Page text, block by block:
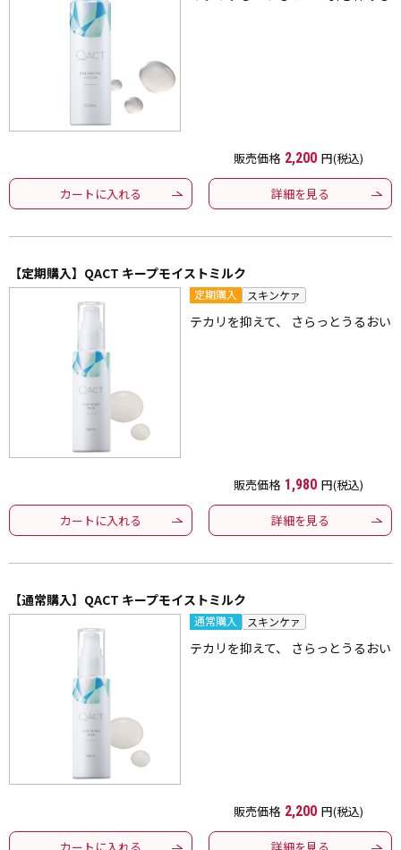
販売価格 2,200 円(税込)
カートに入れる 詳細を見る
【定期購入】QACT キープモイストミルク
定期購入 スキンケァ
テカリを抑えて、 さらっとうるおい
販売価格 1,980 円(税込)
カートに入れる 詳細を見る
【通常購入】QACT キープモイストミルク
通常購入 スキンケァ
テカリを抑えて、 さらっとうるおい
販売価格 2,200 円(税込)
カートに入れる 詳細を見る